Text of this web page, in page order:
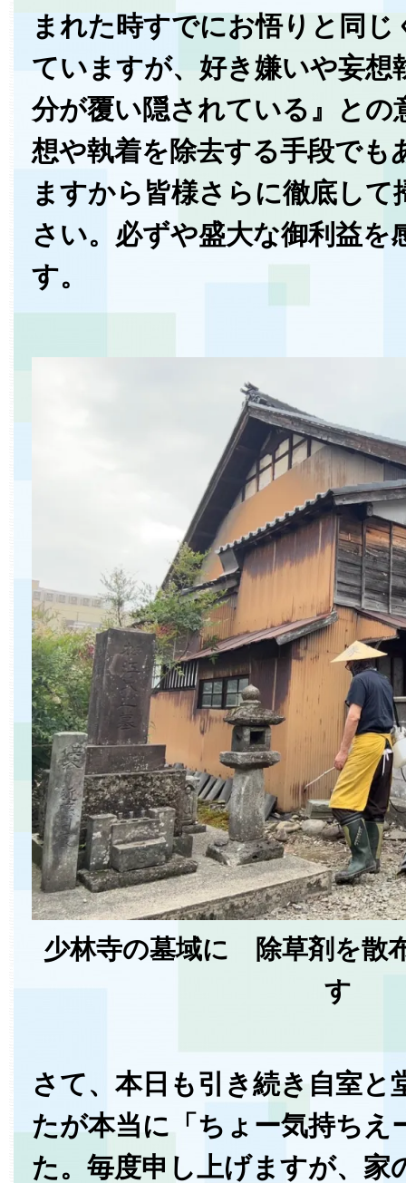
まれた時すでにお悟りと同じ
ていますが、好き嫌いや妄想
分が覆い隠されている』との
想や執着を除去する手段でも
ますから皆様さらに徹底して
さい。必ずや盛大な御利益を
す。
少林寺の墓域に 除草剤を散
す
さて、本日も引き続き自室と
たが本当に「ちょー気持ちえ
た。毎度申し上げますが、家